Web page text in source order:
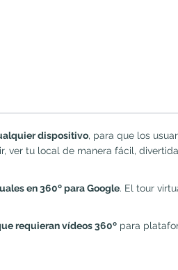
dispositivo, para que los
ver tu local de manera fácil,
en 360º para Google. El tour
requieran vídeos 360º para